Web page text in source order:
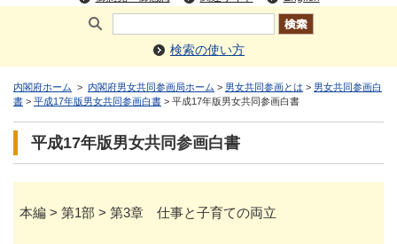
検索の使い方
内閣府ホーム > 内閣府男女共同参画局ホーム > 男女共同参画とは > 男女共同参画白
書 > 平成17年版男女共同参画白書 > 平成17年版男女共同参画白書
平成17年版男女共同参画白書
本編 > 第1部 > 第3章 仕事と子育ての両立